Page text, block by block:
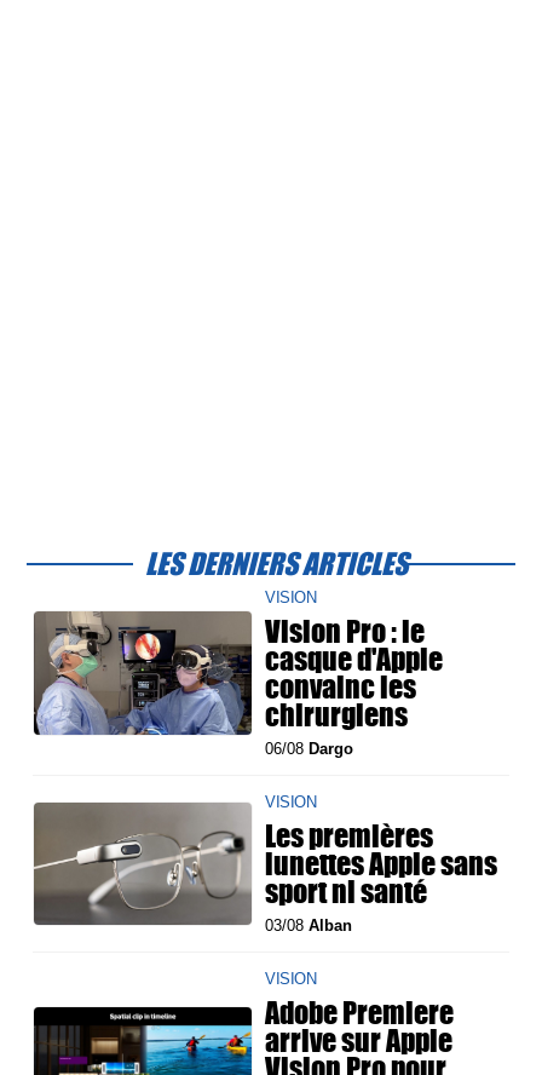
LES DERNIERS ARTICLES
VISION
Vision Pro : le
casque d'Apple
convainc les
chirurgiens
06/08 Dargo
VISION
Les premières
lunettes Apple sans
sport ni santé
03/08Alban
VISION
Adobe Premiere
arrive sur Apple